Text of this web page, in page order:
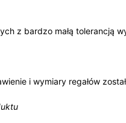
z bardzo małą tolerancją
i wymiary regałów